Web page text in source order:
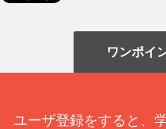
ワンポイ
ユーザ登録をすると、